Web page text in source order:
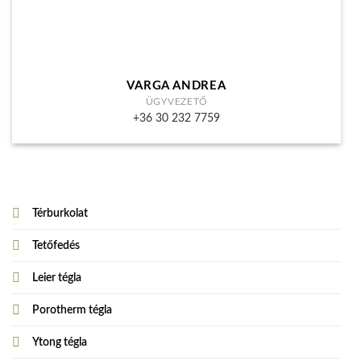
VARGA ANDREA
ÜGYVEZETŐ
+36 30 232 7759
Térburkolat
Tetőfedés
Leier tégla
Porotherm tégla
Ytong tégla